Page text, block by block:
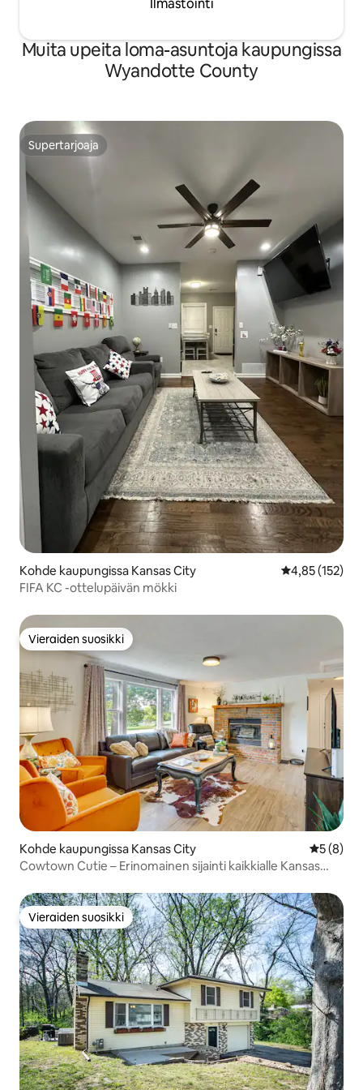
Ilmastointi
Muita upeita loma-asuntoja kaupungissa
Wyandotte County
Supertarjoaja
Supertarjoaja
Kohde kaupungissa Kansas City
4,85 (152)
FIFA KC -ottelupäivän mökki
Vieraiden suosikki
Vieraiden suosikki
Kohde kaupungissa Kansas City
5 (8)
Cowtown Cutie – Erinomainen sijainti kaikkialle Kansas
Vieraiden suosikki
Vieraiden suosikki